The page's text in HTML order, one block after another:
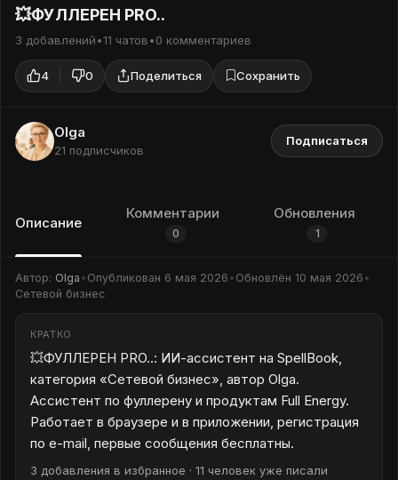
💥ФУЛЛЕРЕН PRO..
3 добавлений•11 чатов•0 комментариев
4 0 Поделиться Сохранить
Olga
21 подписчиков
Подписаться
Описание
Комментарии
0
Обновления
1
Автор: Olga • Опубликован 6 мая 2026 • Обновлён 10 мая 2026 •
Сетевой бизнес
КРАТКО
💥ФУЛЛЕРЕН PRO..: ИИ-ассистент на SpellBook,
категория «Сетевой бизнес», автор Olga.
Ассистент по фуллерену и продуктам Full Energy.
Работает в браузере и в приложении, регистрация
по e-mail, первые сообщения бесплатны.
3 добавления в избранное · 11 человек уже писали